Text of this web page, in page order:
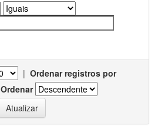
| Ordenar registros por
Ordenar